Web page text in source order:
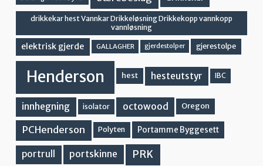
drikkekar hest Vannkar Drikkeløsning Drikkekopp vannkopp
vannløsning
elektrisk gjerde GALLAGHER gjerdestolper gjerestolpe
Henderson hest hesteutstyr IBC
innhegning isolator octowood Oregon
PCHenderson Polyten Portamme Byggesett
portrull portskinne PRK